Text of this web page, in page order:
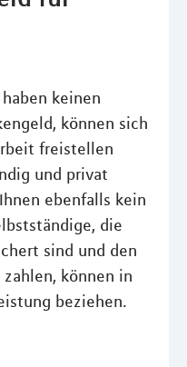
keinen
können sich
freistellen
und privat
ebenfalls kein
die
sind und den
können in
beziehen.